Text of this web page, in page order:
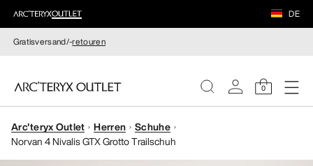
DE
Gratisversand/-retouren
0
DAMEN
Arc'teryx Outlet Herren
Schuhe
Norvan 4 Nivalis GTX Grotto Trailschuh